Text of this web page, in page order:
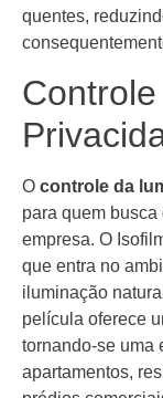
quentes,
O controle da
para quem
empresa. O
que entra no
iluminação
película oferece
tornando-se uma
apartamentos,